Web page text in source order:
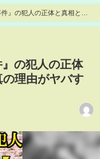
』の犯人の正体と真相とは?
】
』の犯人の正体
理由がヤバす